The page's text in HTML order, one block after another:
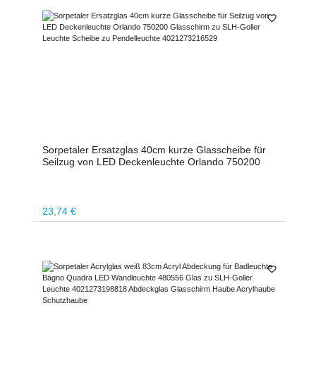
Sorpetaler Ersatzglas 40cm kurze Glasscheibe für
Seilzug von LED Deckenleuchte Orlando 750200
Regulärer Preis:
23,74 €